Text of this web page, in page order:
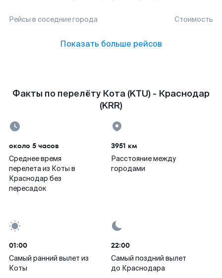
Рейсы в соседние города Стоимость
Показать больше рейсов
Факты по перелёту Кота (KTU) - Краснодар
(KRR)
около 5 часов
Среднее время
перелета из Коты в
Краснодар без
пересадок
3951 км
Расстояние между
городами
01:00
Самый ранний вылет из
Коты
22:00
Самый поздний вылет
до Краснодара